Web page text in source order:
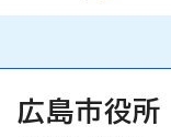
広島市役所